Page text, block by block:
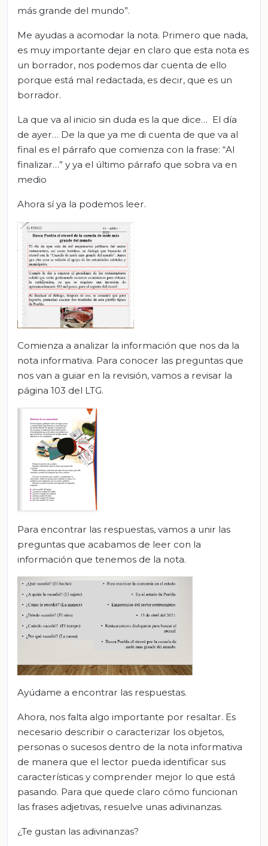
más grande del mundo”.
Me ayudas a acomodar la nota. Primero que nada,
es muy importante dejar en claro que esta nota es
un borrador, nos podemos dar cuenta de ello
porque está mal redactada, es decir, que es un
borrador.
La que va al inicio sin duda es la que dice… El día
de ayer… De la que ya me di cuenta de que va al
final es el párrafo que comienza con la frase: “Al
finalizar…” y ya el último párrafo que sobra va en
medio
Ahora sí ya la podemos leer.
Comienza a analizar la información que nos da la
nota informativa. Para conocer las preguntas que
nos van a guiar en la revisión, vamos a revisar la
página 103 del LTG.
Para encontrar las respuestas, vamos a unir las
preguntas que acabamos de leer con la
información que tenemos de la nota.
Ayúdame a encontrar las respuestas.
Ahora, nos falta algo importante por resaltar. Es
necesario describir o caracterizar los objetos,
personas o sucesos dentro de la nota informativa
de manera que el lector pueda identificar sus
características y comprender mejor lo que está
pasando. Para que quede claro cómo funcionan
las frases adjetivas, resuelve unas adivinanzas.
¿Te gustan las adivinanzas?